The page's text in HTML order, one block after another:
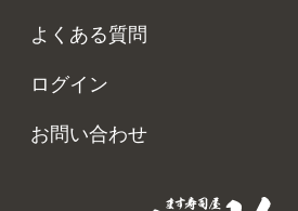
よくある質問
ログイン
お問い合わせ